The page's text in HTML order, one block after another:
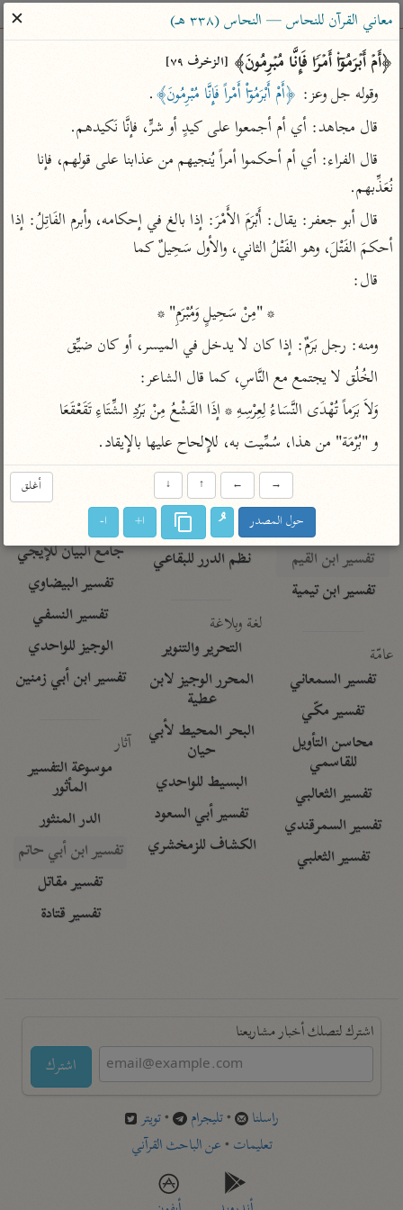
ساهم معنا في نشر القرآن والعلم الشرعي
الباحث القرآني
بحث تفسير علوم مصاحف
Type 2 or more characters for results.
Type 1 or more
characters for results.
أمّهات
تفسير الطبري
تفسير ابن كثير
تفسير البغوي
جمع الأقوال
تفسير ابن الجوزي
تفسير الماوردي
تفسير ابن القيم
تفسير ابن تيمية
عامّة
تفسير السمعاني
تفسير مكّي
محاسن التأويل
للقاسمي
تفسير الثعالبي
تفسير السمرقندي
تفسير الثعلبي
عامّة
فتح البيان للقنوجي
تفسير ابن جزي
موسوعات
تفسير الآلوسي
تفسير الرازي
أخرى
أضواء البيان
نظم الدرر للبقاعي
لغة وبلاغة
التحرير والتنوير
المحرر الوجيز لابن
عطية
البحر المحيط لأبي
حيان
البسيط للواحدي
تفسير أبي السعود
الكشاف للزمخشري
معاصرة
تفسير السعدي
القرآن – تدبر وعمل
تفسير ابن عثيمين
تفسير الجلالين
جامع البيان للإيجي
تفسير البيضاوي
تفسير النسفي
الوجيز للواحدي
تفسير ابن أبي زمنين
آثار
موسوعة التفسير
المأثور
الدر المنثور
تفسير ابن أبي حاتم
تفسير مقاتل
تفسير قتادة
اشترك لتصلك أخبار مشاريعنا
اشترك
راسلنا •تليجرام •تويتر
تعليمات •عن الباحث القرآني
معاني القرآن للنحاس — النحاس (٣٣٨ هـ)
✕
﴿أَمۡ أَبۡرَمُوۤا۟ أَمۡرࣰا فَإِنَّا مُبۡرِمُونَ﴾ [الزخرف ٧٩]
وقوله جل وعز: ﴿أَمْ أَبْرَمُوۤاْ أَمْراً فَإِنَّا مُبْرِمُونَ﴾.
قال مجاهد: أي أم أجمعوا على كيدٍ أو شرٍّ، فإنَّا نَكيدهم.
نُعَذِّبهم.
أحكمَ الفَتْلَ، وهو الفَتْلُ الثاني، والأول سَحِيلٌ كما
قال:
                       * "مِنْ سَحِيلٍ وَمُبْرَمِ" *
ومنه: رجل بَرَمٌ: إذا كان لا يدخل في الميسر، أو كان ضيِّق
الخُلُق لا يجتمع مع النَّاسِ، كما قال الشاعر:
وَلاَ بَرَماً تُهْدَى النَّسَاءُ لِعِرْسِهِ * إذَا القَشْعُ مِنْ بَرُدِ الشِّتَاءِ تَقَعْقَعَا
و "بُرْمَة" من هذا، سُمِّيت به، للإِلحاح عليها بالإِيقاد.
أغلق →
←
↑
↓
حول المصدر ا+ ا-